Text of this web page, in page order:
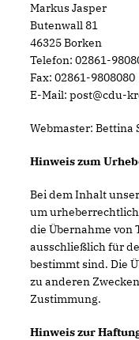
Markus Jasper
Butenwall 81
46325 Borken
Telefon: 02861-
Fax: 02861-9808080
E-Mail: post@cdu-
Webmaster: Bettina
Hinweis zum
Bei dem Inhalt
um
die Übernahme von
ausschließlich für
bestimmt sind. Die
zu anderen
Zustimmung.
Hinweis zur